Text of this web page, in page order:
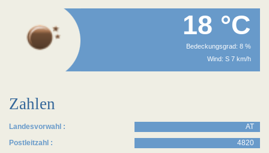
18 °C
Bedeckungsgrad: 8 %
Wind: S 7 km/h
Zahlen
Landesvorwahl :
AT
Postleitzahl :
4820